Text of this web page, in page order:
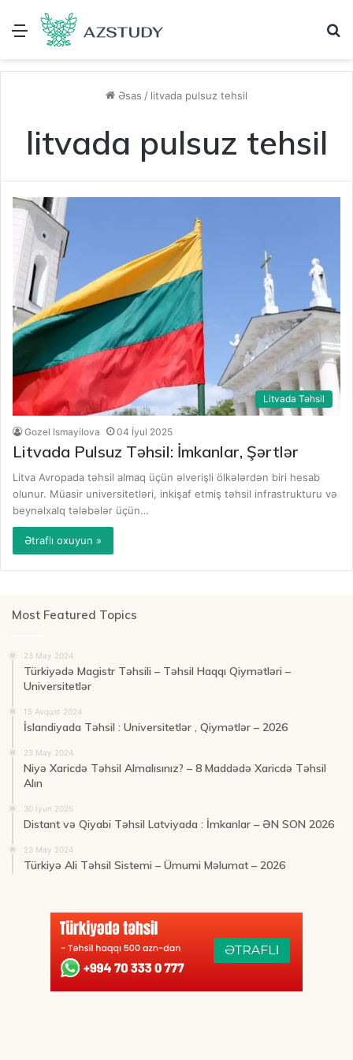
Menu
Əsas / litvada pulsuz tehsil
litvada pulsuz tehsil
Litvada Təhsil
Gozel Ismayilova 04 İyul 2025
Litvada Pulsuz Təhsil: İmkanlar, Şərtlər
Litva Avropada təhsil almaq üçün əlverişli ölkələrdən biri hesab
olunur. Müasir universitetləri, inkişaf etmiş təhsil infrastrukturu və
beynəlxalq tələbələr üçün…
Ətraflı oxuyun »
Most Featured Topics
23 May 2024
Türkiyədə Magistr Təhsili – Təhsil Haqqı Qiymətləri –
Universitetlər
15 Avqust 2024
İslandiyada Təhsil : Universitetlər , Qiymətlər – 2026
23 May 2024
Niyə Xaricdə Təhsil Almalısınız? – 8 Maddədə Xaricdə Təhsil
Alın
30 İyun 2025
Distant və Qiyabi Təhsil Latviyada : İmkanlar – ƏN SON 2026
23 May 2024
Türkiyə Ali Təhsil Sistemi – Ümumi Məlumat – 2026